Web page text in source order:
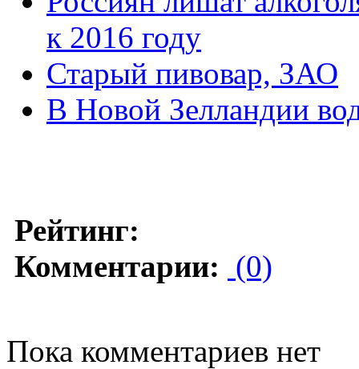
к 2016 году
Старый пивовар, ЗАО
В Новой Зелландии
Рейтинг:
Комментарии: (0)
Пока комментариев нет